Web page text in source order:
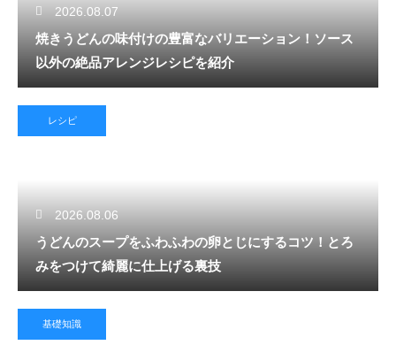
2026.08.07
焼きうどんの味付けの豊富なバリエーション！ソース
以外の絶品アレンジレシピを紹介
レシピ
2026.08.06
うどんのスープをふわふわの卵とじにするコツ！とろ
みをつけて綺麗に仕上げる裏技
基礎知識